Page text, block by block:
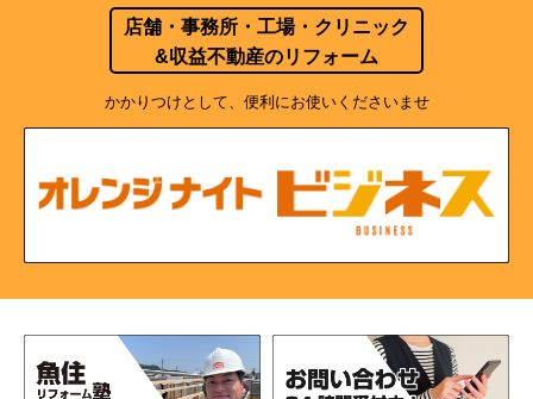
店舗・事務所・工場・クリニック
&収益不動産のリフォーム
かかりつけとして、便利にお使いくださいませ